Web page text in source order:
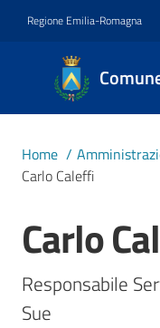
Regione Emilia-Romagna
Comune
di
Mirandola
1597
Amministrazione
Menu selezionato
Novità
Home /
Carlo Caleffi
Salta al contenuto
Carlo
Responsabile
Sue